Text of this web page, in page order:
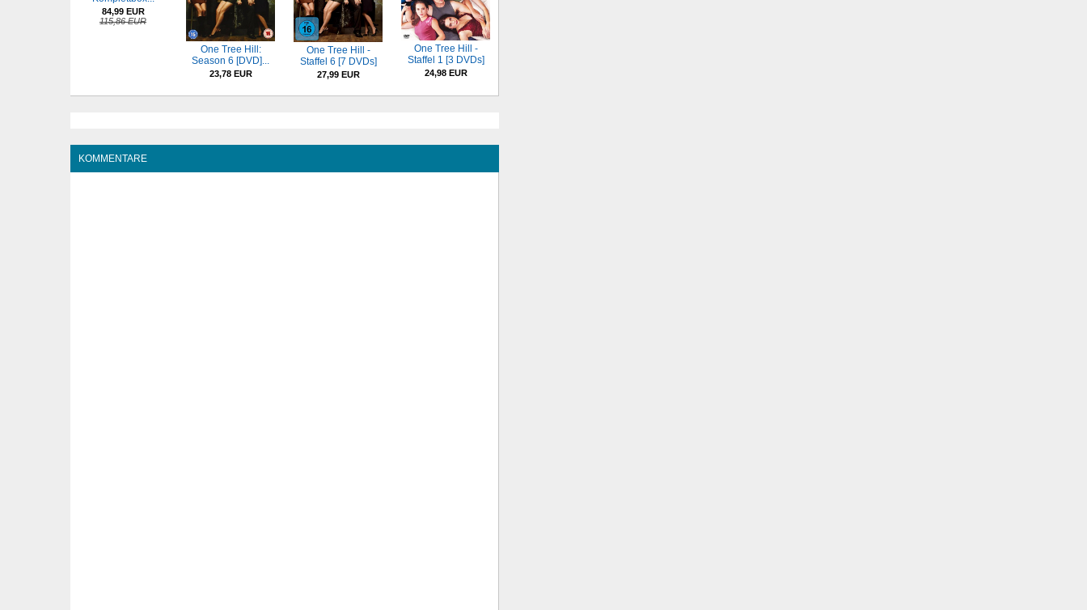
84,99 EUR
115,86 EUR
One Tree Hill:
Season 6 [DVD]...
23,78 EUR
One Tree Hill -
Staffel 6 [7 DVDs]
27,99 EUR
One Tree Hill -
Staffel 1 [3 DVDs]
24,98 EUR
KOMMENTARE